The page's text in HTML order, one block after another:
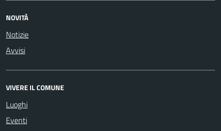
NOVITÀ
Notizie
Avvisi
VIVERE IL COMUNE
Luoghi
Eventi